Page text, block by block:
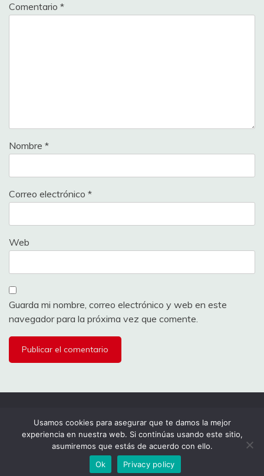
Comentario *
Nombre *
Correo electrónico *
Web
Guarda mi nombre, correo electrónico y web en este
navegador para la próxima vez que comente.
Todos los derechos reservados 2024.
Funciona gracias a WordPress
|
Tema: Fairy por
Candid Themes.
Usamos cookies para asegurar que te damos la mejor
experiencia en nuestra web. Si continúas usando este sitio,
asumiremos que estás de acuerdo con ello.
Ok
Privacy policy